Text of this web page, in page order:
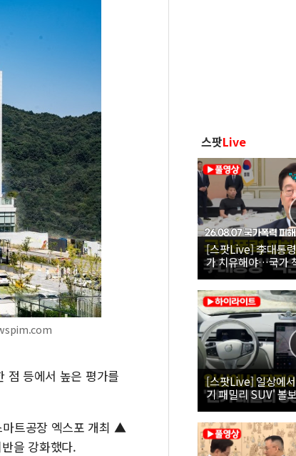
점 등에서 높은 평가를
트공장 엑스포 개최 ▲
을 강화했다.
스팟Live
[스팟Live] 李대통
가 치유해야…국가
26.08.07 국가폭력
[스팟Live] 일상에
기 패밀리 SUV' 볼